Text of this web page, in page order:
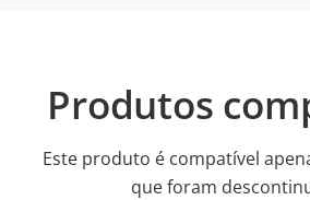
Produtos
Este produto é compatível
que foram